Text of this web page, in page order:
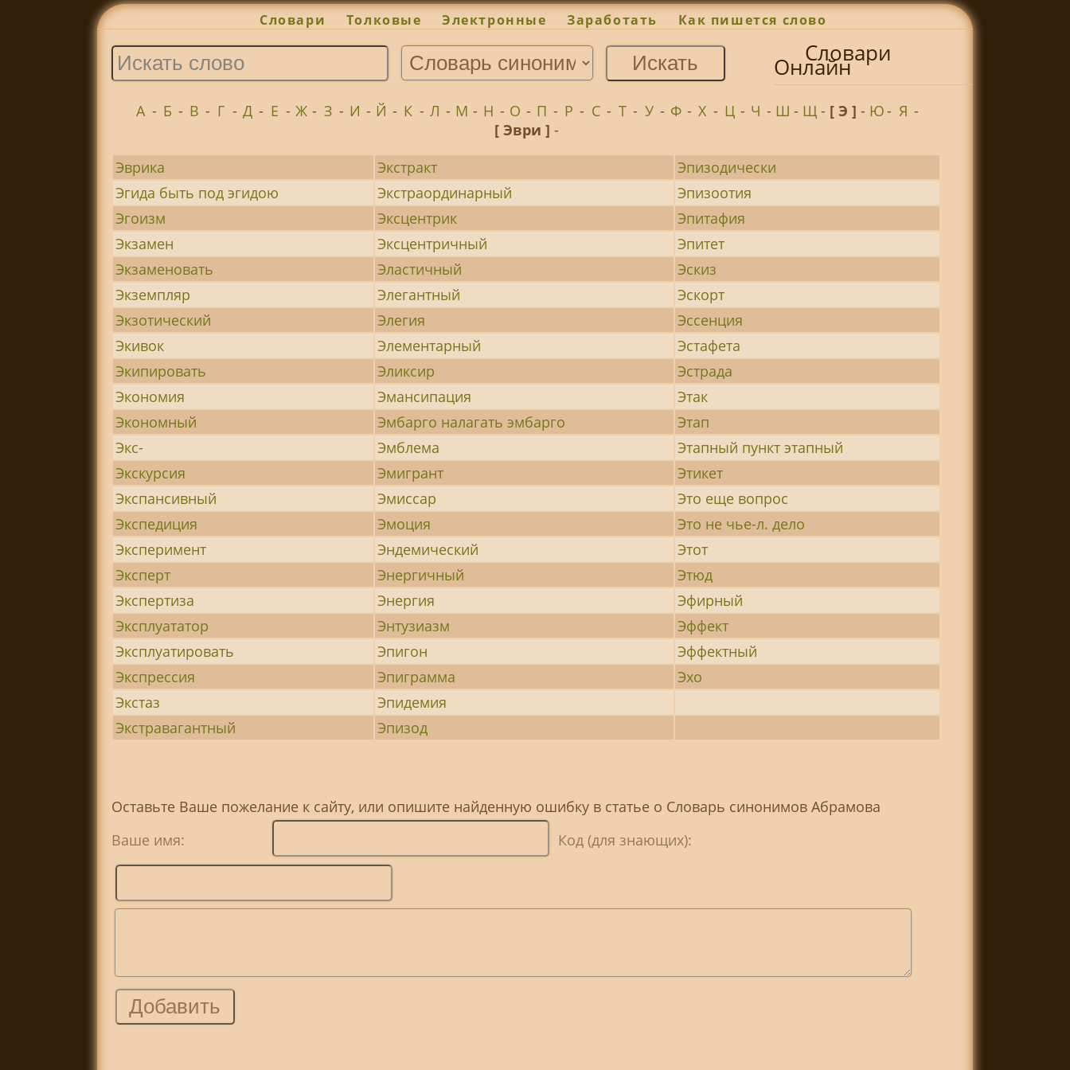
Словари Толковые Электронные Заработать Как пишется слово
Словари
Онлайн
А - Б - В - Г - Д - Е - Ж - З - И - Й - К - Л - М - Н - О - П - Р - С - Т - У - Ф - Х - Ц - Ч - Ш - Щ- [ Э ] - Ю- Я -
[ Эври ] -
Эврика
Экстракт
Эпизодически
Эгида быть под эгидою
Экстраординарный
Эпизоотия
Эгоизм
Эксцентрик
Эпитафия
Экзамен
Эксцентричный
Эпитет
Экзаменовать
Эластичный
Эскиз
Экземпляр
Элегантный
Эскорт
Экзотический
Элегия
Эссенция
Экивок
Элементарный
Эстафета
Экипировать
Эликсир
Эстрада
Экономия
Эмансипация
Этак
Экономный
Эмбарго налагать эмбарго
Этап
Экс-
Эмблема
Этапный пункт этапный
Экскурсия
Эмигрант
Этикет
Экспансивный
Эмиссар
Это еще вопрос
Экспедиция
Эмоция
Это не чье-л. дело
Эксперимент
Эндемический
Этот
Эксперт
Энергичный
Этюд
Экспертиза
Энергия
Эфирный
Эксплуататор
Энтузиазм
Эффект
Эксплуатировать
Эпигон
Эффектный
Экспрессия
Эпиграмма
Эхо
Экстаз
Эпидемия
Экстравагантный
Эпизод
Оставьте Ваше пожелание к сайту, или опишите найденную ошибку в статье о Словарь синонимов Абрамова
Ваше имя:
Код (для знающих):